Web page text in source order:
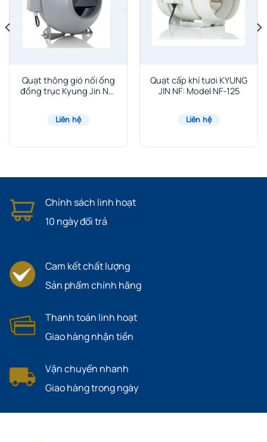
Quạt thông gió nối ống
đồng trục Kyung Jin ND:
Liên hệ
Quạt cấp khí tươi KYUNG
JIN NF: Model NF-125
Liên hệ
Chính sách linh hoạt
10 ngày đổi trả
Cam kết chất lượng
Sản phẩm chính hãng
Thanh toán linh hoạt
Giao hàng nhận tiền
Vận chuyển nhanh
Giao hàng trong ngày